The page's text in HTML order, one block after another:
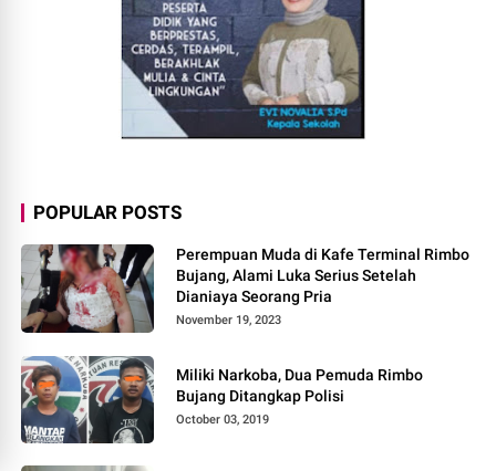
POPULAR POSTS
Perempuan Muda di Kafe Terminal Rimbo
Bujang, Alami Luka Serius Setelah
Dianiaya Seorang Pria
November 19, 2023
Miliki Narkoba, Dua Pemuda Rimbo
Bujang Ditangkap Polisi
October 03, 2019